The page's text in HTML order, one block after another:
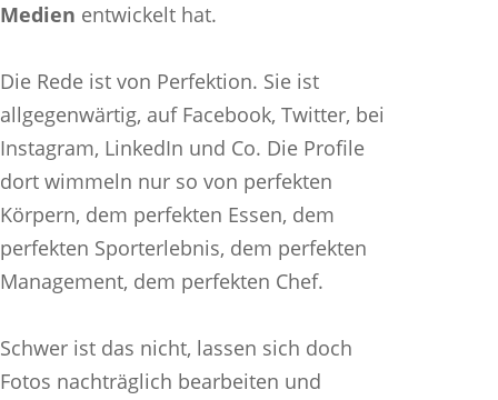
Medien entwickelt hat.
Die Rede ist von Perfektion. Sie ist
allgegenwärtig, auf Facebook, Twitter, bei
Instagram, LinkedIn und Co. Die Profile
dort wimmeln nur so von perfekten
Körpern, dem perfekten Essen, dem
perfekten Sporterlebnis, dem perfekten
Management, dem perfekten Chef.
Schwer ist das nicht, lassen sich doch
Fotos nachträglich bearbeiten und